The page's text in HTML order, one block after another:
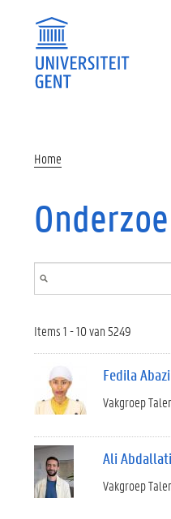
Home
Items 1 - 10 van 5249
Fedila
Vakgroep
Ali
Vakgroep